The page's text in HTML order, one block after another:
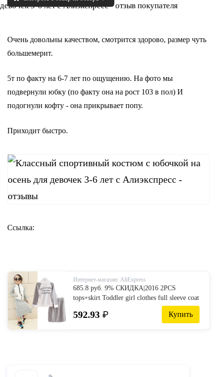
Очень довольны качеством, смотрится здорово, размер чуть
большемерит.
5т по факту на 6-7 лет по ощущению. На фото мы
подвернули юбку (по факту она на рост 103 в пол) И
подогнули кофту - она прикрывает попу.
Приходит быстро.
Ссылка:
Интернет-магазин: AliExpress
685.8 руб. 9% СКИДКА|2016 2PCS
tops+skirt Toddler girl clothes full sleeve coat
girl tracksuit baby girls clothes kids clothes
sets children clothing-in Комплекты одежды
592.93 ₽ Купить